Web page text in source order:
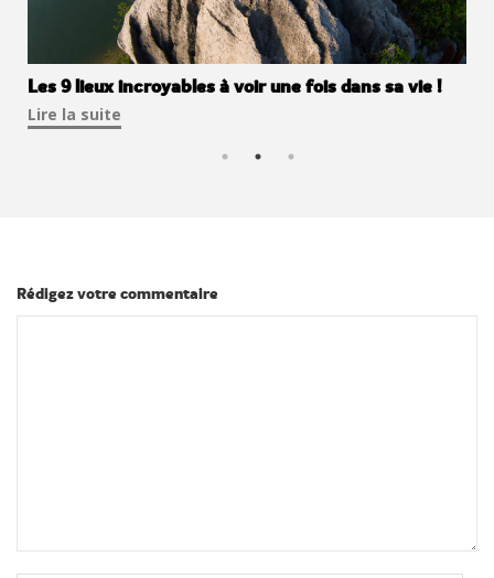
Les photos en montagne ça vous gagne !
Lire la suite
Les 9 lieux incroyables à voir une fois dans sa vie !
Lire la suite
Tour du monde Instagram : nos comptes chouchous !
Lire la suite
Rédigez votre commentaire